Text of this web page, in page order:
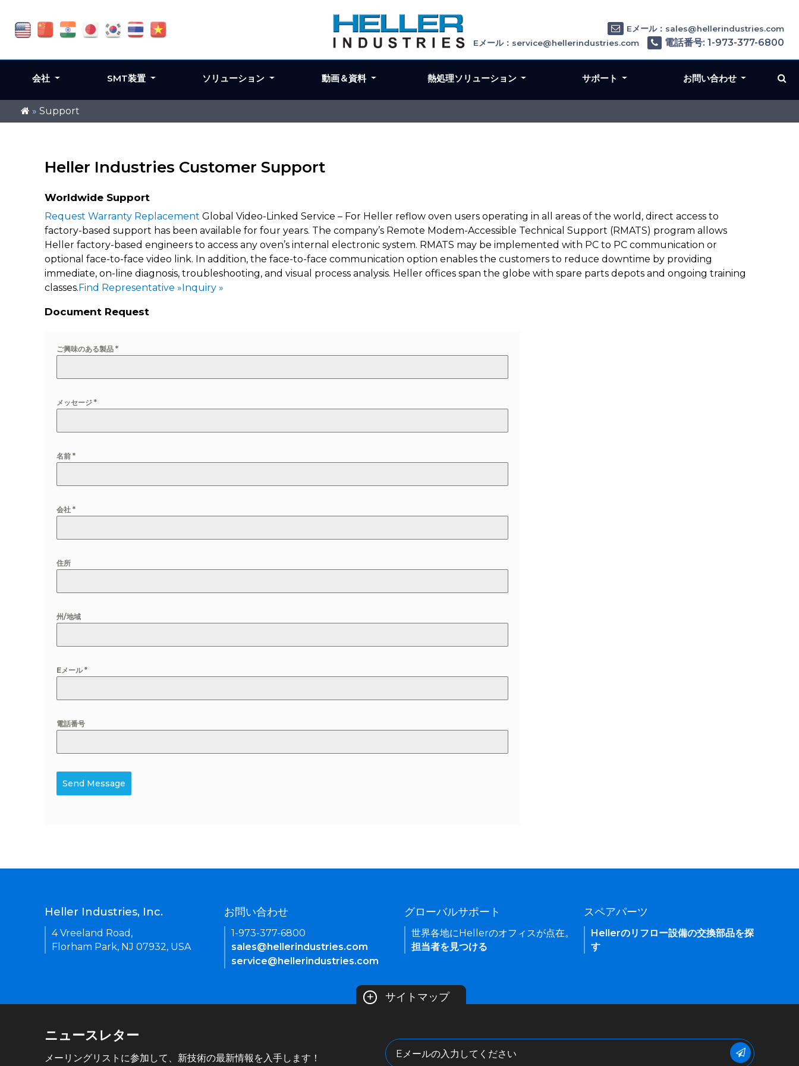
» Support
Heller Industries Customer Support
Worldwide Support
Request Warranty Replacement Global Video-Linked Service – For Heller reflow oven users operating in all areas of the world, direct access to
factory-based support has been available for four years. The company’s Remote Modem-Accessible Technical Support (RMATS) program allows
Heller factory-based engineers to access any oven’s internal electronic system. RMATS may be implemented with PC to PC communication or
optional face-to-face video link. In addition, the face-to-face communication option enables the customers to reduce downtime by providing
immediate, on-line diagnosis, troubleshooting, and visual process analysis. Heller offices span the globe with spare parts depots and ongoing training
classes.Find Representative »Inquiry »
Document Request
ご興味のある製品 *
メッセージ *
名前 *
会社 *
住所
州/地域
Eメール*
電話番号
Send Message
Eメール：sales@hellerindustries.com
Eメール：service@hellerindustries.com
電話番号: 1-973-377-6800
会社 SMT装置 ソリューション 動画＆資料 熱処理ソリューション サポート お問い合わせ
Heller Industries, Inc.
4 Vreeland Road,
Florham Park, NJ 07932, USA
お問い合わせ
1-973-377-6800
sales@hellerindustries.com
service@hellerindustries.com
グローバルサポート
世界各地にHellerのオフィスが点在。
担当者を見つける
スペアパーツ
Hellerのリフロー設備の交換部品を探
す
+ サイトマップ
ニュースレター
メーリングリストに参加して、新技術の最新情報を入手します！